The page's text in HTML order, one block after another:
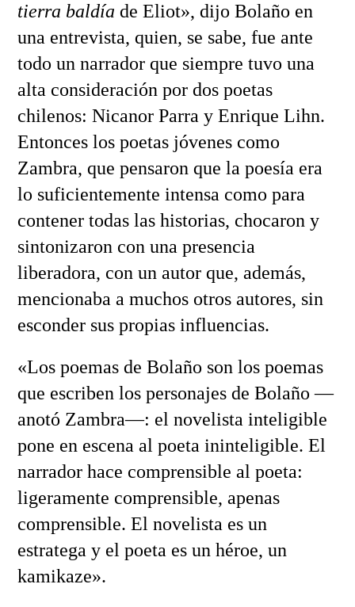
tierra baldía de Eliot», dijo Bolaño en
una entrevista, quien, se sabe, fue ante
todo un narrador que siempre tuvo una
alta consideración por dos poetas
chilenos: Nicanor Parra y Enrique Lihn.
Entonces los poetas jóvenes como
Zambra, que pensaron que la poesía era
lo suficientemente intensa como para
contener todas las historias, chocaron y
sintonizaron con una presencia
liberadora, con un autor que, además,
mencionaba a muchos otros autores, sin
esconder sus propias influencias.
«Los poemas de Bolaño son los poemas
que escriben los personajes de Bolaño —
anotó Zambra—: el novelista inteligible
pone en escena al poeta ininteligible. El
narrador hace comprensible al poeta:
ligeramente comprensible, apenas
comprensible. El novelista es un
estratega y el poeta es un héroe, un
kamikaze».